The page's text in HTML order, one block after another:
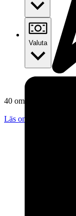
40 omdömen
Läs omdömen
Valuta